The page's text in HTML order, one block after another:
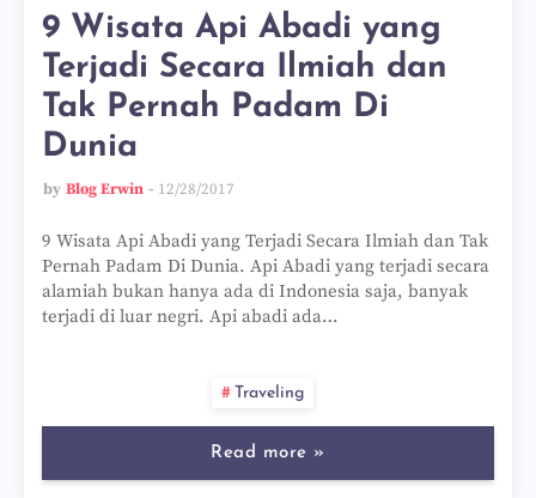
9 Wisata Api Abadi yang
Terjadi Secara Ilmiah dan
Tak Pernah Padam Di
Dunia
by Blog Erwin 12/28/2017
9 Wisata Api Abadi yang Terjadi Secara Ilmiah dan Tak
Pernah Padam Di Dunia. Api Abadi yang terjadi secara
alamiah bukan hanya ada di Indonesia saja, banyak
terjadi di luar negri. Api abadi ada…
Traveling
Read more »